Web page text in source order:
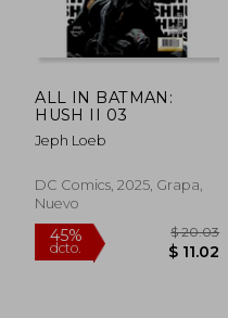
ALL IN BATMAN:
HUSH II 03
Jeph Loeb
DC Comics, 2025, Grapa,
Nuevo